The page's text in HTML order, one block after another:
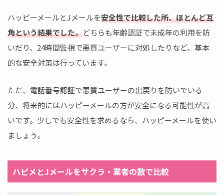
ハッピーメールとJメールを安全性で比較した所、ほとんど互
角という結果でした。どちらも年齢認証で未成年の利用を防
いだり、24時間監視で悪質ユーザーに対処したりなど、基本
的な安全対策は行っています。
ただ、電話番号認証で悪質ユーザーの出戻りを防いでいる
分、将来的にはハッピーメールの方が安全になる可能性が高
いです。少しでも安全性を求めるなら、ハッピーメールを使い
ましょう。
ハピメとJメールをサクラ・業者の数で比較